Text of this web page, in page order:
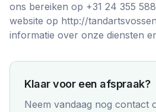
ons bereiken op +31 24 355
website op http://
informatie over onze diensten
Klaar voor een afspraak?
Neem vandaag nog contact